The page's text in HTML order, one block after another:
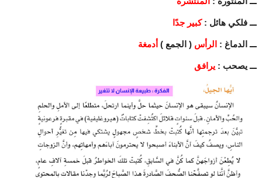
ـــ فلكي هائل :كبير جدًا
ـــ الدماغ : الرأس ( الجمع ) أدمغة
ـــ يصحب : يرافق